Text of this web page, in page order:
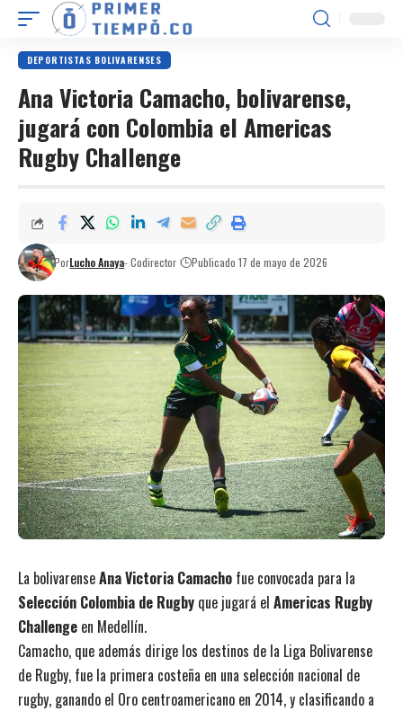
DEPORTISTAS BOLIVARENSES
Ana Victoria Camacho, bolivarense,
jugará con Colombia el Americas
Rugby Challenge
PorLucho Anaya- Codirector Publicado 17 de mayo de 2026
La bolivarenseAna Victoria Camacho fue convocada para la
Selección Colombia de Rugby que jugará el Americas Rugby
Challenge en Medellín.
Camacho, que además dirige los destinos de la Liga Bolivarense
de Rugby, fue la primera costeña en una selección nacional de
rugby, ganando el Oro centroamericano en 2014, y clasificando a